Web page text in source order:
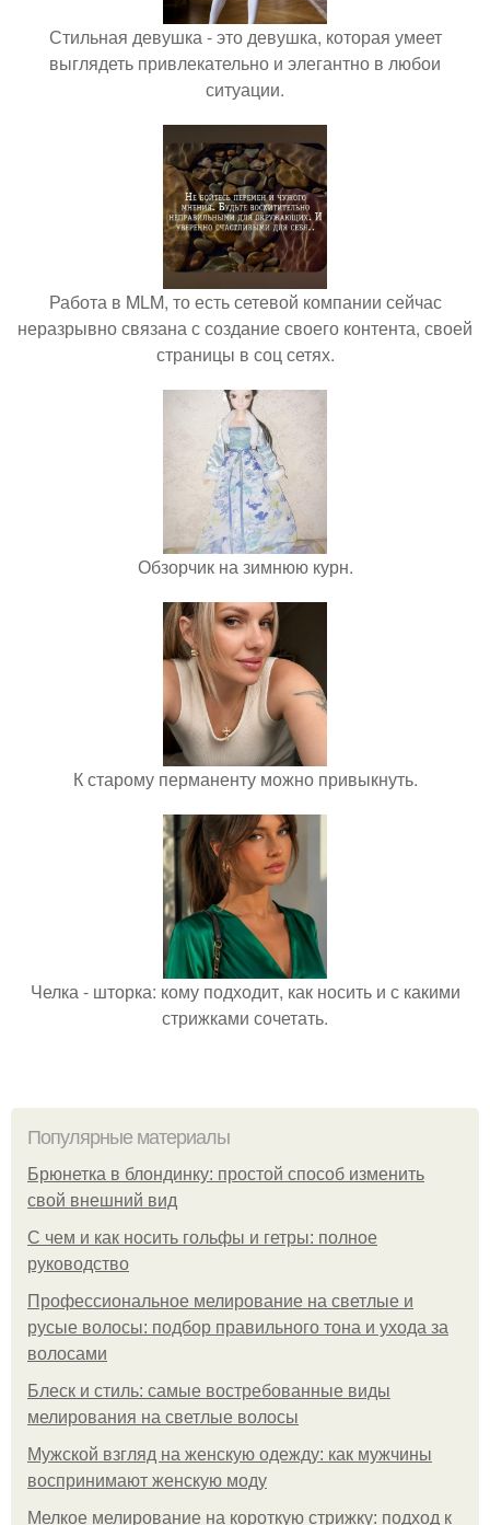
Стильная девушка - это девушка, которая умеет
выглядеть привлекательно и элегантно в любои
ситуации.
Работа в MLM, то есть сетевой компании сейчас
неразрывно связана с создание своего контента, своей
страницы в соц сетях.
Обзорчик на зимнюю курн.
К старому перманенту можно привыкнуть.
Челка - шторка: кому подходит, как носить и с какими
стрижками сочетать.
Популярные материалы
Брюнетка в блондинку: простой способ изменить
свой внешний вид
С чем и как носить гольфы и гетры: полное
руководство
Профессиональное мелирование на светлые и
русые волосы: подбор правильного тона и ухода за
волосами
Блеск и стиль: самые востребованные виды
мелирования на светлые волосы
Мужской взгляд на женскую одежду: как мужчины
воспринимают женскую моду
Мелкое мелирование на короткую стрижку: подход к